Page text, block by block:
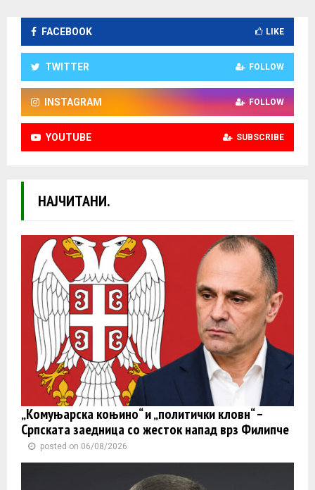
FACEBOOK LIKE
TWITTER FOLLOW
INSTAGRAM FOLLOW
YOUTUBE SUBSCRIBE
НАЈЧИТАНИ.
„Комуњарска коњино“ и „политички кловн“ –
Српската заедница со жесток напад врз Филипче
posted on 06/08/2026